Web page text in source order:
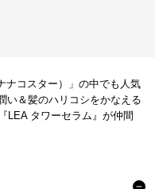
ナコスター）」の中でも人気
い＆髪のハリコシをかなえる
LEA タワーセラム』が仲間